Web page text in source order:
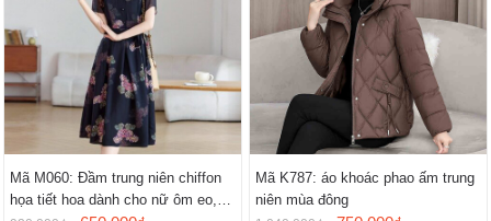
Mã M060: Đầm trung niên chiffon
họa tiết hoa dành cho nữ ôm eo,
Mã K787: áo khoác phao ấm trung
niên mùa đông